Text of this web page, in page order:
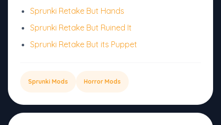
Sprunki Retake But Hands
Sprunki Retake But Ruined It
Sprunki Retake But its Puppet
Sprunki Mods Horror Mods